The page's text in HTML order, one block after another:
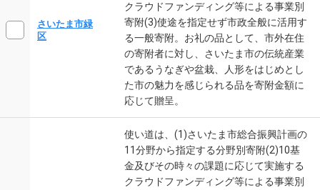
さいたま市緑
区
クラウドファンディング等による事業別
寄附(3)使途を指定せず市政全般に活用す
る一般寄附。お礼の品として、市外在住
の寄附者に対し、さいたま市の伝統産業
であるうなぎや盆栽、人形をはじめとし
た市の魅力を感じられる品を寄附金額に
応じて贈呈。
使い道は、(1)さいたま市総合振興計画の
11分野から指定する分野別寄附(2)10基
金及びその時々の課題に応じて実施する
クラウドファンディング等による事業別